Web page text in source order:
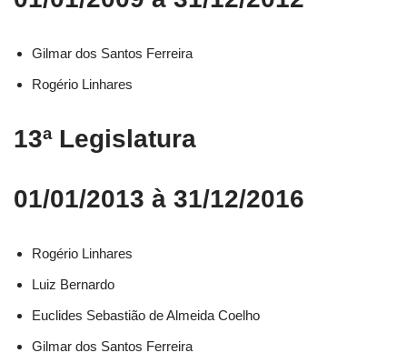
Gilmar dos Santos Ferreira
Rogério Linhares
13ª Legislatura
01/01/2013 à 31/12/2016
Rogério Linhares​
Luiz Bernardo​
Euclides Sebastião de Almeida Coelho​
Gilmar dos Santos Ferreira​